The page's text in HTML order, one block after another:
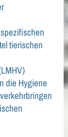
tierischen
die Hygiene